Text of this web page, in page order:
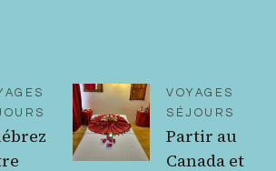
VOYAGES
SÉJOURS
Partir au
Canada et